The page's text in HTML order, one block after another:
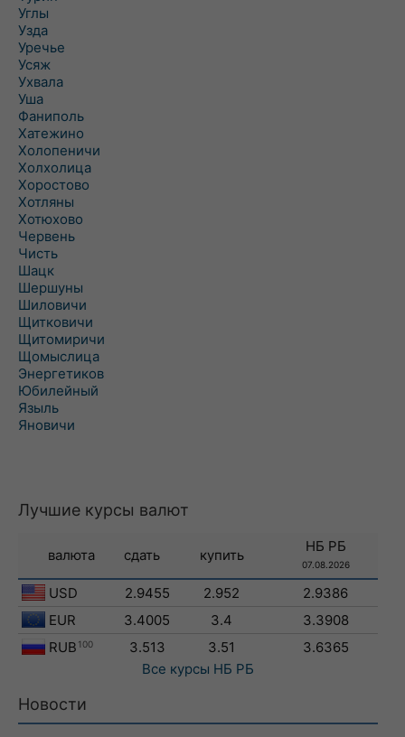
Углы
Узда
Уречье
Усяж
Ухвала
Уша
Фаниполь
Хатежино
Холопеничи
Холхолица
Хоростово
Хотляны
Хотюхово
Червень
Чисть
Шацк
Шершуны
Шиловичи
Щитковичи
Щитомиричи
Щомыслица
Энергетиков
Юбилейный
Языль
Яновичи
Лучшие курсы валют
валюта сдать купить
НБ РБ
07.08.2026
USD 2.9455 2.952
2.9386
EUR
3.4005 3.4
3.3908
RUB 100 3.513 3.51
3.6365
Все курсы НБ РБ
Новости